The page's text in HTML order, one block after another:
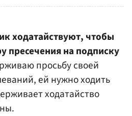
ходатайствуют, чтобы
пресечения на подписку
просьбу своей
ей нужно ходить
ходатайство